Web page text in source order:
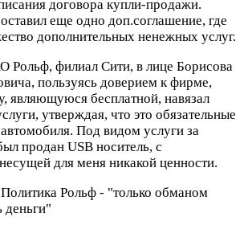
договора купли-продажи.
еще одно доп.соглашение, где
дополнительных ненежных услуг.
Рольф, филиал Сити, в лице Борисова
пользуясь доверием к фирме,
являющуюся бесплатной, навязал
утверждая, что это обязательные
Под видом услуги за
продан USB носитель, с
для меня никакой ценности.